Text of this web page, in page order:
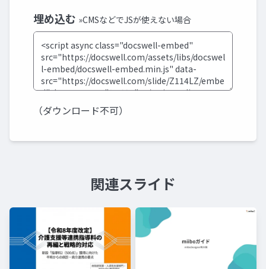
埋め込む »CMSなどでJSが使えない場合
（ダウンロード不可）
関連スライド